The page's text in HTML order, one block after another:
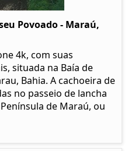
Povoado - Maraú,
4k, com suas
situada na Baía de
Bahia. A cachoeira de
no passeio de lancha
de Maraú, ou